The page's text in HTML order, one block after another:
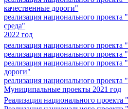
качественные дороги"
реализация национального проекта
среда"
2022 год
реализация национального проекта
реализация национального проекта
реализация национального проекта
дороги"
реализация национального проекта
Муниципальные проекты 2021 год
Реализация национального проекта